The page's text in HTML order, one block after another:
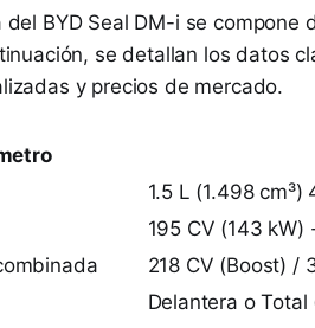
del BYD Seal DM-i se compone
se detallan los datos
y precios de mercado.
1.5 L (1.498
195 CV (143 kW)
218 CV (Boost) /
Delantera o